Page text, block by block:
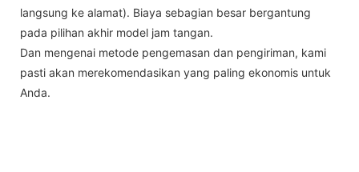
langsung ke alamat). Biaya sebagian besar bergantung
pada pilihan akhir model jam tangan.
Dan mengenai metode pengemasan dan pengiriman, kami
pasti akan merekomendasikan yang paling ekonomis untuk
Anda.